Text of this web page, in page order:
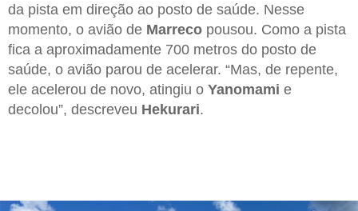
da pista em direção ao posto de saúde. Nesse
momento, o avião de Marreco pousou. Como a pista
fica a aproximadamente 700 metros do posto de
saúde, o avião parou de acelerar. “Mas, de repente,
ele acelerou de novo, atingiu o Yanomami e
decolou”, descreveu Hekurari.